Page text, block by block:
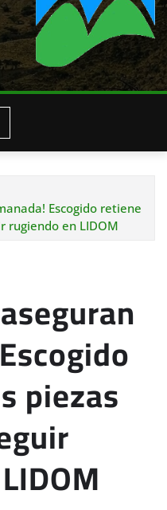
Escogido retiene
rugiendo en LIDOM
piezas